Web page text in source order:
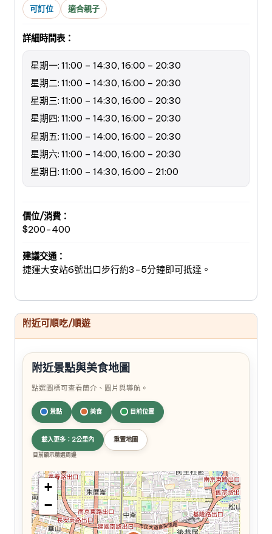
可訂位 適合親子
詳細時間表：
星期一: 11:00 – 14:30, 16:00 – 20:30
星期二: 11:00 – 14:30, 16:00 – 20:30
星期三: 11:00 – 14:30, 16:00 – 20:30
星期四: 11:00 – 14:30, 16:00 – 20:30
星期五: 11:00 – 14:00, 16:00 – 20:30
星期六: 11:00 – 14:00, 16:00 – 20:30
星期日: 11:00 – 14:30, 16:00 – 21:00
價位/消費：
$200-400
建議交通：
捷運大安站6號出口步行約3-5分鐘即可抵達。
附近可順吃/順遊
附近景點與美食地圖
點選圖標可查看簡介、圖片與導航。
景點 美食 目前位置
載入更多：2公里內 重置地圖
目前顯示精選周邊
+
−